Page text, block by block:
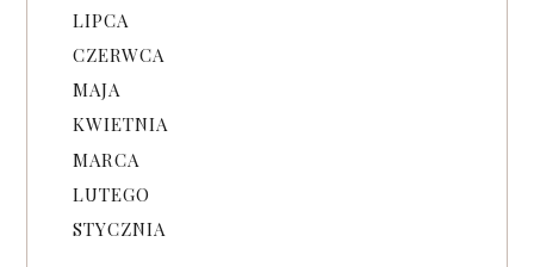
LIPCA
CZERWCA
MAJA
KWIETNIA
MARCA
LUTEGO
STYCZNIA